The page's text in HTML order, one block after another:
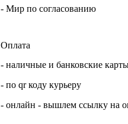
- Мир по согласованию
Оплата
- наличные и банковские
- по qr коду курьеру
- онлайн - вышлем ссылку на